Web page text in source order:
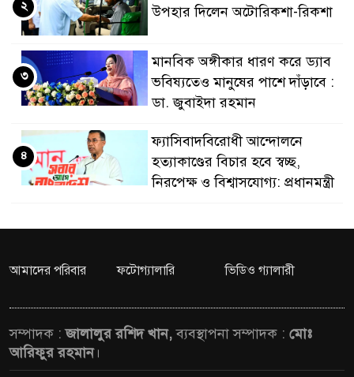
যেকোনো সময় বেনজীরের
উপহার দিলেন অটোরিকশা-রিকশা
২
মানবিক অঙ্গীকার ধারণ করে ড্যাব
ভবিষ্যতেও মানুষের পাশে দাঁড়াবে :
ডা. জুবাইদা রহমান
৩
ফ্যাসিবাদবিরোধী আন্দোলনে
হত্যাকাণ্ডের বিচার হবে স্বচ্ছ,
নিরপেক্ষ ও বিশ্বাসযোগ্য: প্রধানমন্ত্রী
৪
সিল-স্বাক্ষর জালিয়াতি চক্রের পাঁচ
জুলাই আন্দোলন সফল হয়েছে :
৬
আমাদের পরিবার ফটোগ্যালারি ভিডিও গ্যালারী
সম্পাদক :জালালুর রশিদ খান,ব্যবস্থাপনা সম্পাদক : মোঃ
আরিফুর রহমান।